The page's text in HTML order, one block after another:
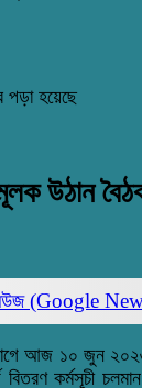
পড়া হয়েছে
উঠান
(Google
আজ ১০ জুন ২০২৬
বিতরণ কর্মসূচী